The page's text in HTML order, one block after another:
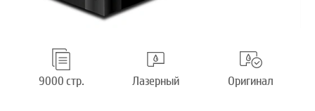
9000 стр. Лазерный Оригинал